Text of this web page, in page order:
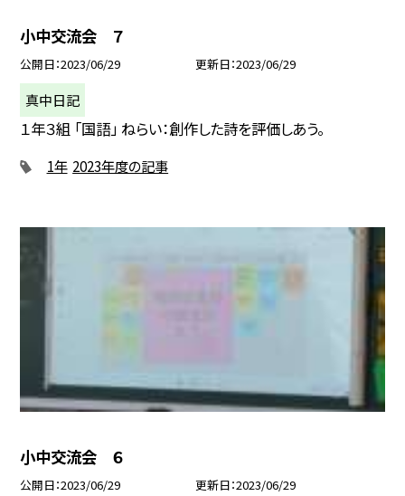
小中交流会 ７
公開日 2023/06/29 更新日 2023/06/29
真中日記
１年３組 「国語」 ねらい：創作した詩を評価しあう。
1年 2023年度の記事
小中交流会 ６
公開日 2023/06/29 更新日 2023/06/29